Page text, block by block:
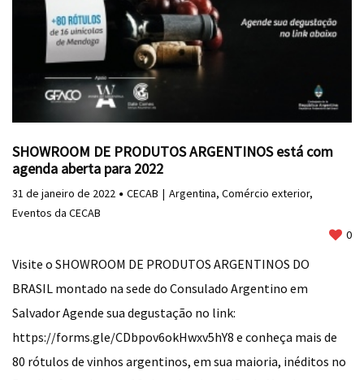
SHOWROOM DE PRODUTOS ARGENTINOS está com
agenda aberta para 2022
31 de janeiro de 2022 CECAB Argentina, Comércio exterior,
Eventos da CECAB
0
Visite o SHOWROOM DE PRODUTOS ARGENTINOS DO
BRASIL montado na sede do Consulado Argentino em
Salvador Agende sua degustação no link:
https://forms.gle/CDbpov6okHwxv5hY8 e conheça mais de
80 rótulos de vinhos argentinos, em sua maioria, inéditos no